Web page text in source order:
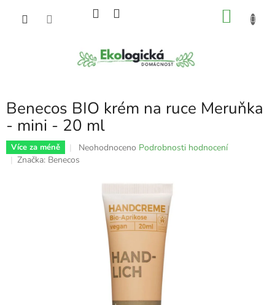
Benecos BIO krém na ruce Meruňka
- mini - 20 ml
Více za méně
Průměrné
hodnocení
hvězdiček.
Neohodnoceno Podrobnosti hodnocení
Značka: Benecos